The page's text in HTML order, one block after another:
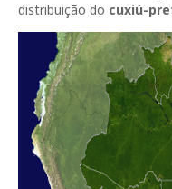
distribuição do cuxiú-